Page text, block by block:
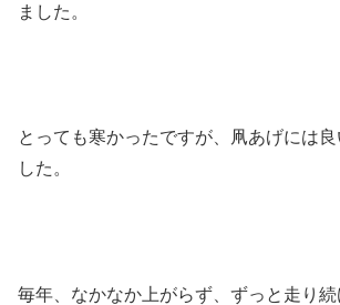
ました。
とっても寒かったですが、凧あげには
した。
毎年、なかなか上がらず、ずっと走り